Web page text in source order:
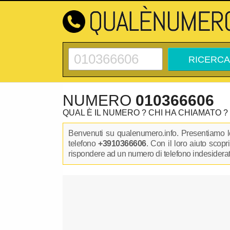
NUMERO 010366606
QUAL È IL NUMERO ? CHI HA CHIAMATO ?
Benvenuti su qualenumero.info.
telefono+3910366606. Con il loro aiuto
rispondere ad un numero di telefono